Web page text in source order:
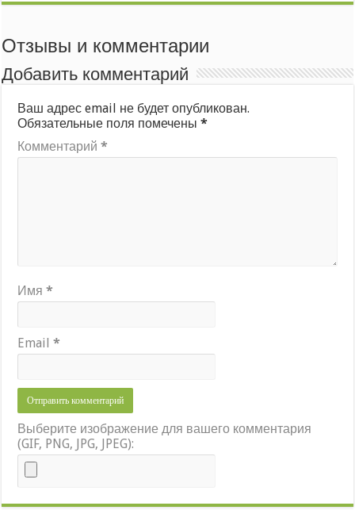
Отзывы и комментарии
Добавить комментарий
Ваш адрес email не будет опубликован.
Обязательные поля помечены*
Комментарий*
Имя*
Email*
Выберите изображение для вашего комментария
(GIF, PNG, JPG, JPEG):